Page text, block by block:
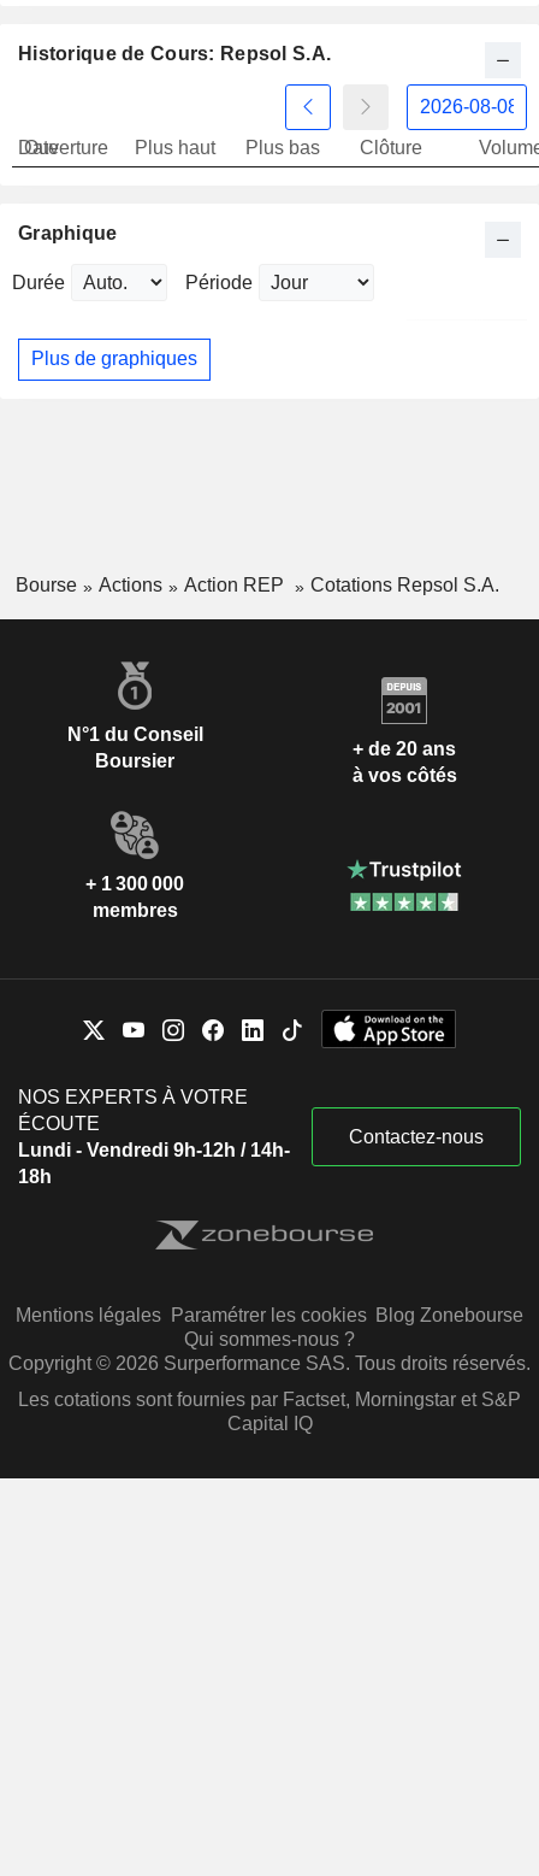
Historique de Cours: Repsol S.A.
Date
Ouverture Plus haut Plus bas Clôture
Graphique
Durée Période
Plus de graphiques
Bourse Actions Action REP Cotations Repsol S.A.
N°1 du Conseil
Boursier
+ de 20 ans
à vos côtés
+ 1 300 000
membres
NOS EXPERTS À VOTRE
ÉCOUTE
Lundi - Vendredi 9h-12h / 14h-
18h
Contactez-nous
Mentions légales Paramétrer les cookies Blog Zonebourse
Qui sommes-nous ?
Copyright © 2026 Surperformance SAS. Tous droits réservés.
Les cotations sont fournies par Factset, Morningstar et S&P
Capital IQ